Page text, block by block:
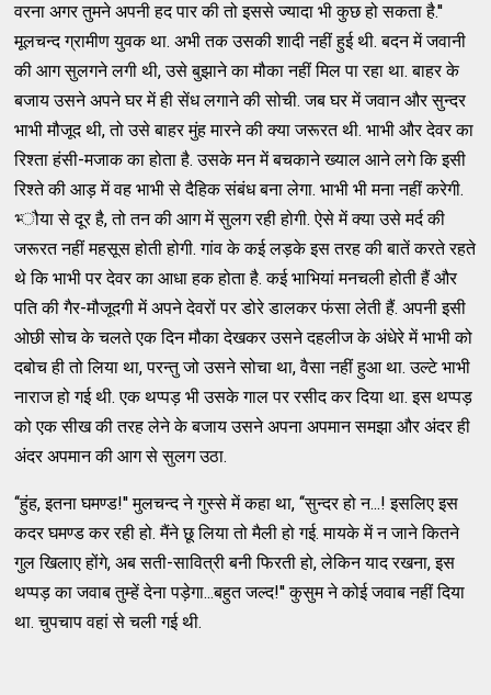
वरना अगर तुमने अपनी हद पार की तो इससे ज्‍यादा भी कुछ हो सकता है.''
मूलचन्‍द ग्रामीण युवक था. अभी तक उसकी शादी नहीं हुई थी. बदन में जवानी
की आग सुलगने लगी थी, उसे बुझाने का मौका नहीं मिल पा रहा था. बाहर के
बजाय उसने अपने घर में ही सेंध लगाने की सोची. जब घर में जवान और सुन्‍दर
भाभी मौजूद थी, तो उसे बाहर मुंह मारने की क्‍या जरूरत थी. भाभी और देवर का
रिश्‍ता हंसी-मजाक का होता है. उसके मन में बचकाने ख्‍याल आने लगे कि इसी
रिश्‍ते की आड़ में वह भाभी से दैहिक संबंध बना लेगा. भाभी भी मना नहीं करेगी.
भ्‍ौया से दूर है, तो तन की आग में सुलग रही होगी. ऐसे में क्‍या उसे मर्द की
जरूरत नहीं महसूस होती होगी. गांव के कई लड़के इस तरह की बातें करते रहते
थे कि भाभी पर देवर का आधा हक होता है. कई भाभियां मनचली होती हैं और
पति की गैर-मौजूदगी में अपने देवरों पर डोरे डालकर फंसा लेती हैं. अपनी इसी
ओछी सोच के चलते एक दिन मौका देखकर उसने दहलीज के अंधेरे में भाभी को
दबोच ही तो लिया था, परन्‍तु जो उसने सोचा था, वैसा नहीं हुआ था. उल्‍टे भाभी
नाराज हो गई थी. एक थप्‍पड़ भी उसके गाल पर रसीद कर दिया था. इस थप्‍पड़
को एक सीख की तरह लेने के बजाय उसने अपना अपमान समझा और अंदर ही
अंदर अपमान की आग से सुलग उठा.
‘‘हुंह, इतना घमण्‍ड!'' मुलचन्‍द ने गुस्‍से में कहा था, ‘‘सुन्‍दर हो न...! इसलिए इस
कदर घमण्‍ड कर रही हो. मैंने छू लिया तो मैली हो गई. मायके में न जाने कितने
गुल खिलाए होंगे, अब सती-सावित्री बनी फिरती हो, लेकिन याद रखना, इस
थप्‍पड़ का जवाब तुम्‍हें देना पड़ेगा...बहुत जल्‍द!'' कुसुम ने कोई जवाब नहीं दिया
था. चुपचाप वहां से चली गई थी.